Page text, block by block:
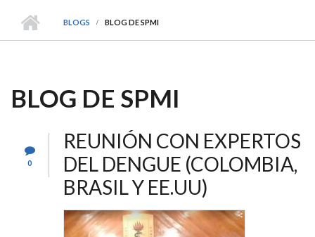
BLOGS BLOG DE SPMI
BLOG DE SPMI
0
REUNIÓN CON EXPERTOS
DEL DENGUE (COLOMBIA,
BRASIL Y EE.UU)